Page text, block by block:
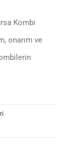
Kombi
onarım ve